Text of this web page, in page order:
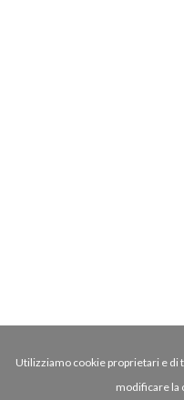
Utilizziamo cookie proprietari e
modificare la